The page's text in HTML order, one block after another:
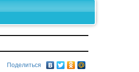
Поделиться